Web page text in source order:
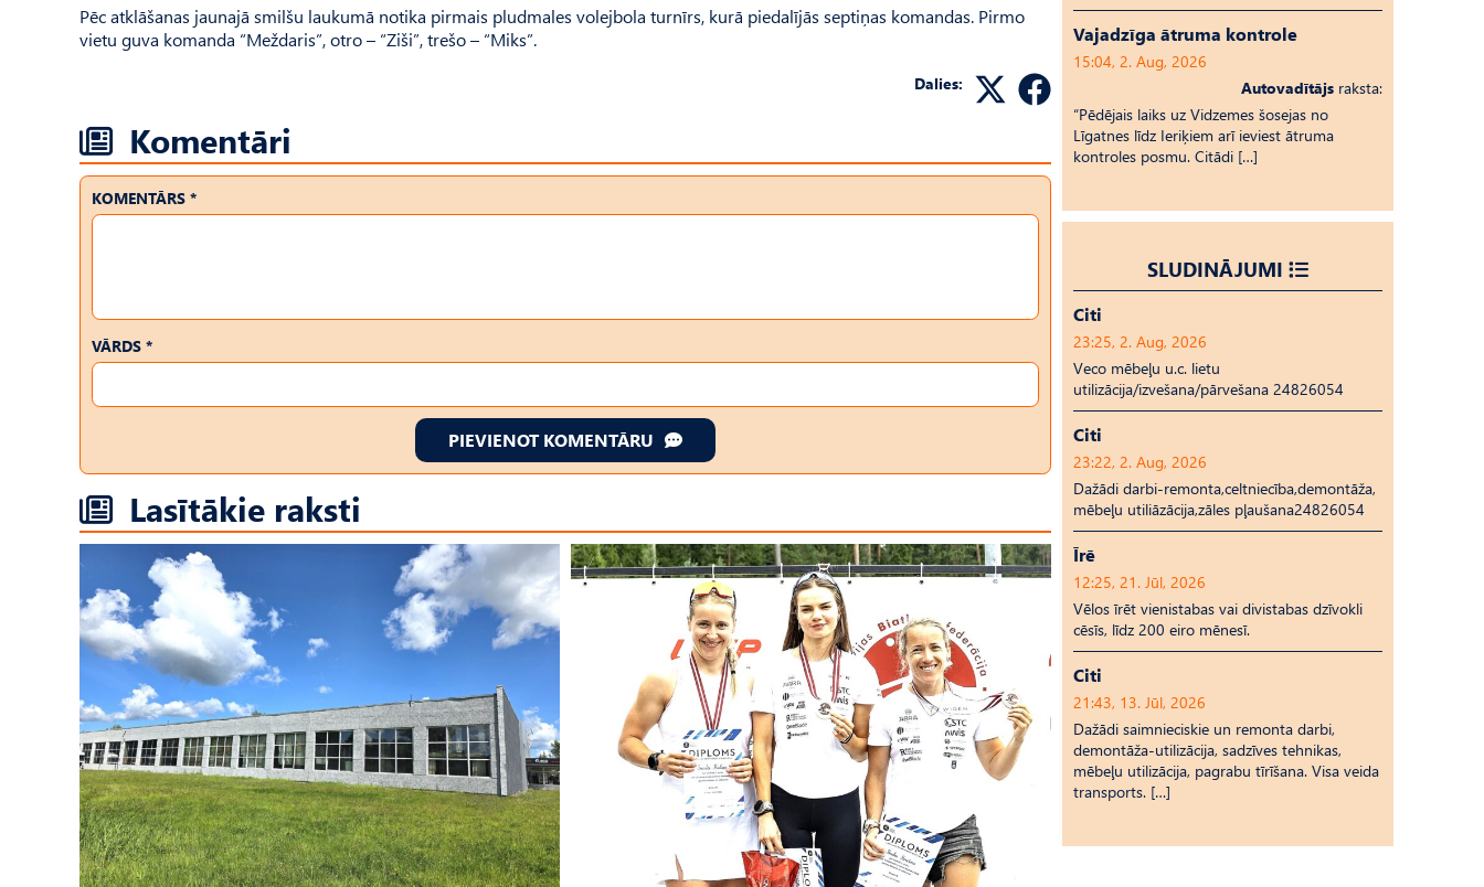
Pēc atklāšanas jaunajā smilšu laukumā notika pirmais pludmales volejbola turnīrs, kurā piedalījās septiņas komandas. Pirmo
vietu guva komanda “Meždaris”, otro – “Ziši”, trešo – “Miks”.
Dalies:
Komentāri
KOMENTĀRS *
VĀRDS *
PIEVIENOT KOMENTĀRU
Lasītākie raksti
Vajadzīga ātruma kontrole
15:04, 2. Aug, 2026
Autovadītājs raksta:
“Pēdējais laiks uz Vid­ze­mes šosejas no
Līgatnes līdz Ieriķiem arī ieviest ātruma
kontroles posmu. Citādi […]
SLUDINĀJUMI
Citi
23:25, 2. Aug, 2026
Veco mēbeļu u.c. lietu
utilizācija/izvešana/pārvešana 24826054
Citi
23:22, 2. Aug, 2026
Dažādi darbi-remonta,celtniecība,demontāža,
mēbeļu utiliāzācija,zāles pļaušana24826054
Īrē
12:25, 21. Jūl, 2026
Vēlos īrēt vienistabas vai divistabas dzīvokli
cēsīs, līdz 200 eiro mēnesī.
Citi
21:43, 13. Jūl, 2026
Dažādi saimnieciskie un remonta darbi,
demontāža-utilizācija, sadzīves tehnikas,
mēbeļu utilizācija, pagrabu tīrīšana. Visa veida
transports. […]